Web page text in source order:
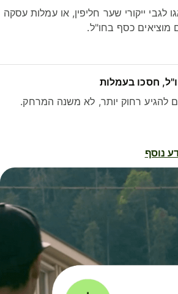
ייקורי שער חליפין, או עמלות עסקה
כסף בחו"ל.
חסכו בעמלות
רחוק יותר, לא משנה המרחק.
נוסף